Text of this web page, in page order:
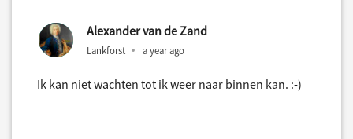
Alexander van de Zand
Lankforst a year ago
Ik kan niet wachten tot ik weer naar binnen kan. :-)